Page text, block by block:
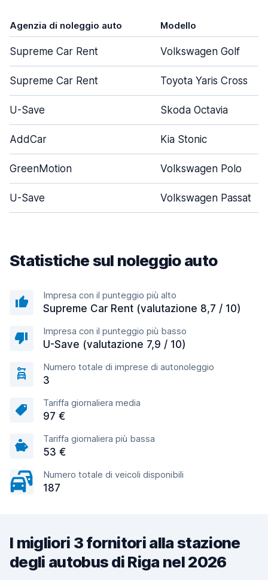
Agenzia di noleggio auto Modello
Supreme Car Rent Volkswagen Golf
Supreme Car Rent Toyota Yaris Cross
U-Save Skoda Octavia
AddCar Kia Stonic
GreenMotion Volkswagen Polo
U-Save Volkswagen Passat
Statistiche sul noleggio auto
Impresa con il punteggio più alto
Supreme Car Rent (valutazione 8,7 / 10)
Impresa con il punteggio più basso
U-Save (valutazione 7,9 / 10)
Numero totale di imprese di autonoleggio
3
Tariffa giornaliera media
97 €
Tariffa giornaliera più bassa
53 €
Numero totale di veicoli disponibili
187
I migliori 3 fornitori alla stazione
degli autobus di Riga nel 2026